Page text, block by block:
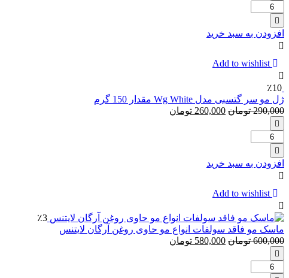
تعداد:
شامپو
فاقد
سولفات
روغن
آرگان
و
پروتئین
لایتنس
افزودن به سبد خرید
Add to wishlist
٪10
ژل مو سر گتسبی مدل Wg White مقدار 150 گرم
290,000 تومان 260,000 تومان
تعداد:
ژل
مو
سر
گتسبی
مدل
Wg
White
مقدار
150
گرم
افزودن به سبد خرید
Add to wishlist
٪3
ماسک مو فاقد سولفات انواع مو حاوی روغن آرگان لایتنس
600,000 تومان 580,000 تومان
تعداد: